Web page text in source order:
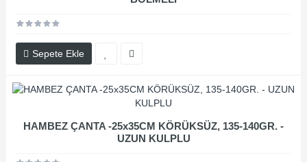
Sepete Ekle
HAMBEZ ÇANTA -25x35CM KÖRÜKSÜZ, 135-140GR. -
UZUN KULPLU